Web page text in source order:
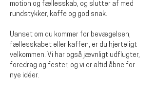
motion og fællesskab, og slutter af med
rundstykker, kaffe og god snak.
Uanset om du kommer for bevægelsen,
fællesskabet eller kaffen, er du hjerteligt
velkommen. Vi har også jævnligt udflugter,
foredrag og fester, og vi er altid åbne for
nye idéer.